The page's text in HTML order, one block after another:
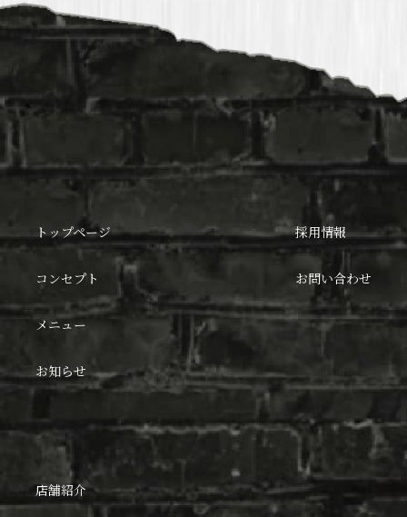
トップページ
コンセプト
メニュー
お知らせ
採用情報
お問い合わせ
店舗紹介